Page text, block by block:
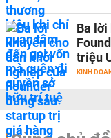
Ba lời
triệu
KINH